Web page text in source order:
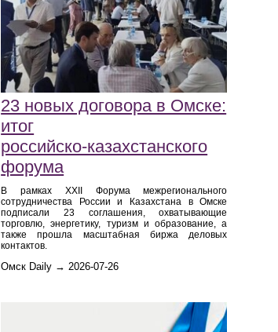
23 новых договора в Омске:
итог
российско‑казахстанского
форума
В рамках XXII Форума межрегионального
сотрудничества России и Казахстана в Омске
подписали 23 соглашения, охватывающие
торговлю, энергетику, туризм и образование, а
также прошла масштабная биржа деловых
контактов.
Омск Daily → 2026-07-26